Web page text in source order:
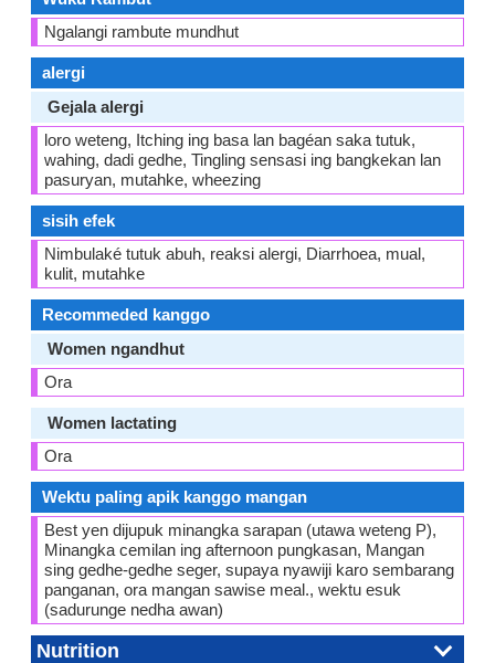
Ngalangi rambute mundhut
alergi
Gejala alergi
loro weteng, Itching ing basa lan bagéan saka tutuk,
wahing, dadi gedhe, Tingling sensasi ing bangkekan lan
pasuryan, mutahke, wheezing
sisih efek
Nimbulaké tutuk abuh, reaksi alergi, Diarrhoea, mual,
kulit, mutahke
Recommeded kanggo
Women ngandhut
Ora
Women lactating
Ora
Wektu paling apik kanggo mangan
Best yen dijupuk minangka sarapan (utawa weteng P),
Minangka cemilan ing afternoon pungkasan, Mangan
sing gedhe-gedhe seger, supaya nyawiji karo sembarang
panganan, ora mangan sawise meal., wektu esuk
(sadurunge nedha awan)
Nutrition